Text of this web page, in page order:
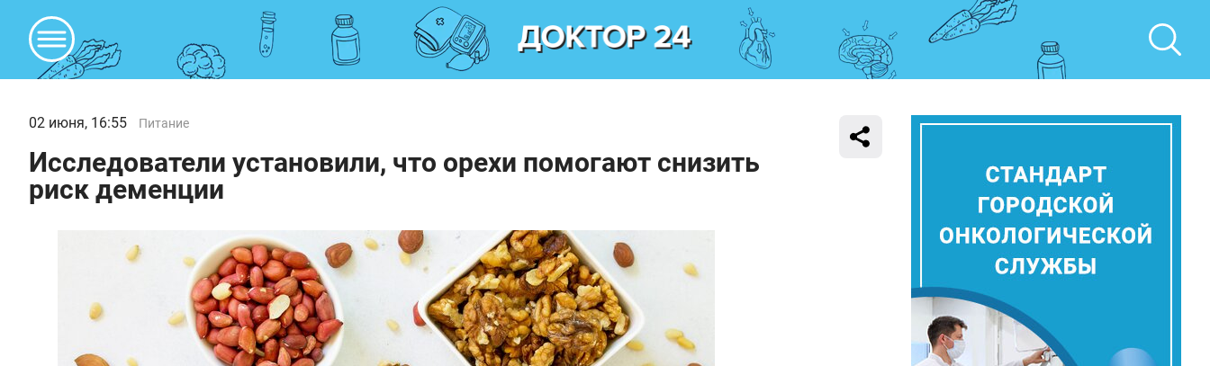
02 июня, 16:55 Питание
Исследователи установили, что орехи помогают снизить
риск деменции